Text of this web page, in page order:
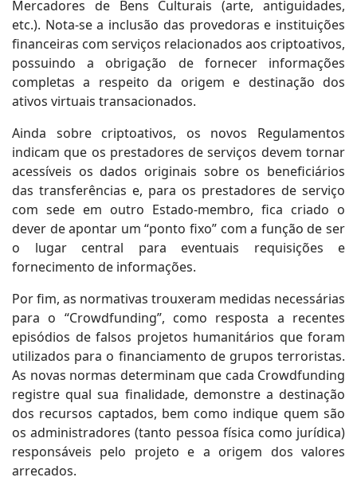
Mercadores de Bens Culturais (arte, antiguidades,
etc.). Nota-se a inclusão das provedoras e instituições
financeiras com serviços relacionados aos criptoativos,
possuindo a obrigação de fornecer informações
completas a respeito da origem e destinação dos
ativos virtuais transacionados.
Ainda sobre criptoativos, os novos Regulamentos
indicam que os prestadores de serviços devem tornar
acessíveis os dados originais sobre os beneficiários
das transferências e, para os prestadores de serviço
com sede em outro Estado-membro, fica criado o
dever de apontar um “ponto fixo” com a função de ser
o lugar central para eventuais requisições e
fornecimento de informações.
Por fim, as normativas trouxeram medidas necessárias
para o “Crowdfunding”, como resposta a recentes
episódios de falsos projetos humanitários que foram
utilizados para o financiamento de grupos terroristas.
As novas normas determinam que cada Crowdfunding
registre qual sua finalidade, demonstre a destinação
dos recursos captados, bem como indique quem são
os administradores (tanto pessoa física como jurídica)
responsáveis pelo projeto e a origem dos valores
arrecados.